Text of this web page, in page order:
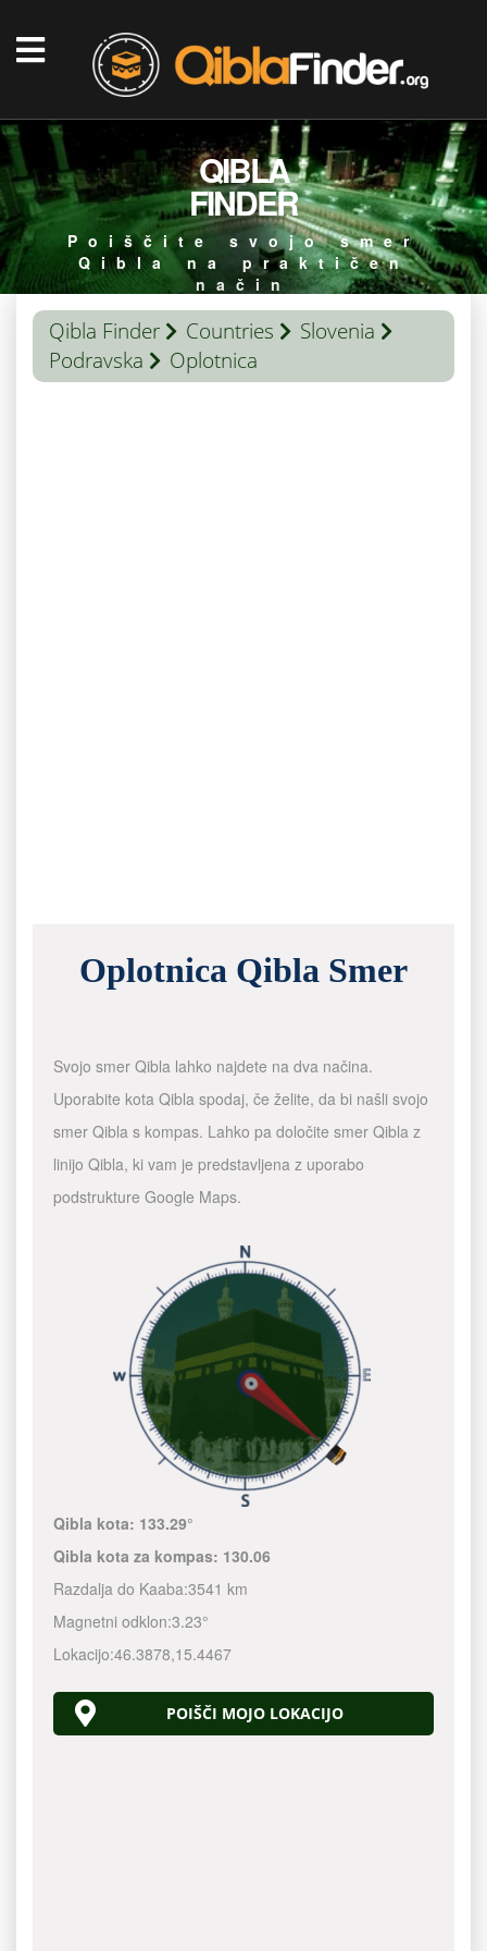
QIBLA
FINDER
Poiščite svojo smer
Qibla na praktičen
način
Qibla Finder Countries
Slovenia
Podravska
Oplotnica
Oplotnica Qibla Smer
Svojo smer Qibla lahko najdete na dva načina.
Uporabite kota Qibla spodaj, če želite, da bi našli svojo
smer Qibla s kompas. Lahko pa določite smer Qibla z
linijo Qibla, ki vam je predstavljena z uporabo
podstrukture Google Maps.
Qibla kota: 133.29°
Qibla kota za kompas: 130.06
Razdalja do Kaaba:3541 km
Magnetni odklon:3.23°
Lokacijo:46.3878,15.4467
POIŠČI MOJO LOKACIJO